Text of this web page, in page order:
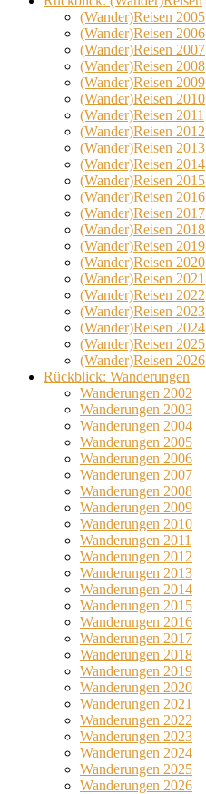
(Wander)Reisen 2005
(Wander)Reisen 2006
(Wander)Reisen 2007
(Wander)Reisen 2008
(Wander)Reisen 2009
(Wander)Reisen 2010
(Wander)Reisen 2011
(Wander)Reisen 2012
(Wander)Reisen 2013
(Wander)Reisen 2014
(Wander)Reisen 2015
(Wander)Reisen 2016
(Wander)Reisen 2017
(Wander)Reisen 2018
(Wander)Reisen 2019
(Wander)Reisen 2020
(Wander)Reisen 2021
(Wander)Reisen 2022
(Wander)Reisen 2023
(Wander)Reisen 2024
(Wander)Reisen 2025
(Wander)Reisen 2026
Rückblick: Wanderungen
Wanderungen 2002
Wanderungen 2003
Wanderungen 2004
Wanderungen 2005
Wanderungen 2006
Wanderungen 2007
Wanderungen 2008
Wanderungen 2009
Wanderungen 2010
Wanderungen 2011
Wanderungen 2012
Wanderungen 2013
Wanderungen 2014
Wanderungen 2015
Wanderungen 2016
Wanderungen 2017
Wanderungen 2018
Wanderungen 2019
Wanderungen 2020
Wanderungen 2021
Wanderungen 2022
Wanderungen 2023
Wanderungen 2024
Wanderungen 2025
Wanderungen 2026